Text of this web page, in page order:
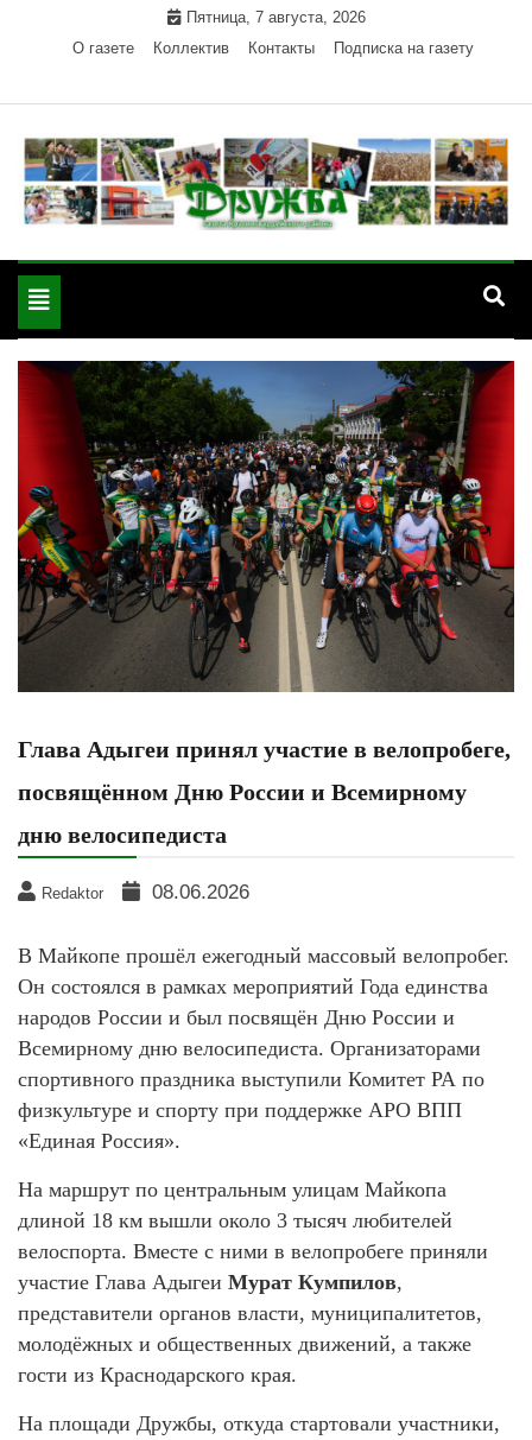
Пятница, 7 августа, 2026
О газете
Коллектив Контакты Подписка на газету
"Дружба" — газета
района РА
Красногвардейского района Республики Адыгея
Toggle
navigation
Глава Адыгеи принял участие в велопробеге,
посвящённом Дню России и Всемирному
дню велосипедиста
Redaktor 08.06.2026
В Майкопе прошёл ежегодный массовый велопробег.
Он состоялся в рамках мероприятий Года единства
народов России и был посвящён Дню России и
Всемирному дню велосипедиста. Организаторами
спортивного праздника выступили Комитет РА по
физкультуре и спорту при поддержке АРО ВПП
«Единая Россия».
На маршрут по центральным улицам Майкопа
длиной 18 км вышли около 3 тысяч любителей
велоспорта. Вместе с ними в велопробеге приняли
участие Глава Адыгеи Мурат Кумпилов,
представители органов власти, муниципалитетов,
молодёжных и общественных движений, а также
гости из Краснодарского края.
На площади Дружбы, откуда стартовали участники,